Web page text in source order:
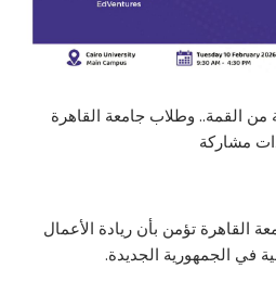
من القمة.. وطلاب جامعة القاهرة
مشاركة
القاهرة تؤمن بأن ريادة الأعمال
في الجمهورية الجديدة.